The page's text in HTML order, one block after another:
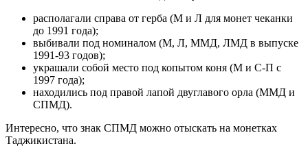
располагали справа от герба (М и Л для монет чеканки
до 1991 года);
выбивали под номиналом (М, Л, ММД, ЛМД в выпуске
1991-93 годов);
украшали собой место под копытом коня (М и С-П с
1997 года);
находились под правой лапой двуглавого орла (ММД и
СПМД).
Интересно, что знак СПМД можно отыскать на монетках
Таджикистана.